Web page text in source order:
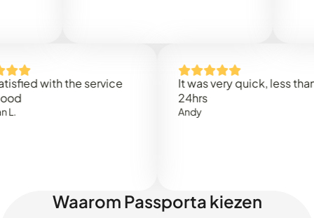
with the service
It was very quick, less than
24hrs
Waarom Passporta kiezen